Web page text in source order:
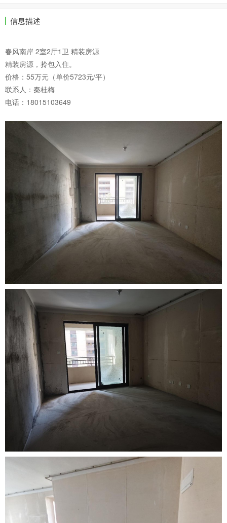
信息描述
春风南岸 2室2厅1卫 精装房源
精装房源，拎包入住。
价格：55万元（单价5723元/平）
联系人：秦桂梅
电话：18015103649